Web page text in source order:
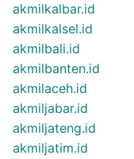
akmilkalbar.id
akmilkalsel.id
akmilbali.id
akmilbanten.id
akmilaceh.id
akmiljabar.id
akmiljateng.id
akmiljatim.id